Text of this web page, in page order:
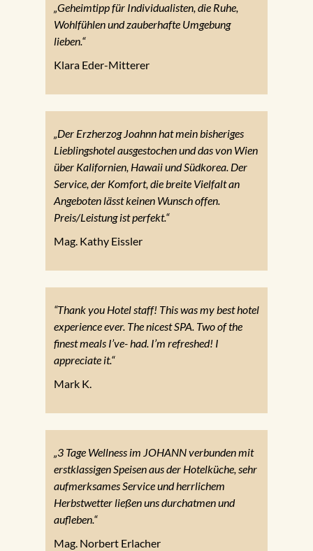
„Geheimtipp für Individualisten, die Ruhe,
Wohlfühlen und zauberhafte Umgebung
lieben.“
Klara Eder-Mitterer
„Der Erzherzog Joahnn hat mein bisheriges
Lieblingshotel ausgestochen und das von Wien
über Kalifornien, Hawaii und Südkorea. Der
Service, der Komfort, die breite Vielfalt an
Angeboten lässt keinen Wunsch offen.
Preis/Leistung ist perfekt.“
Mag. Kathy Eissler
“Thank you Hotel staff! This was my best hotel
experience ever. The nicest SPA. Two of the
finest meals I’ve- had. I’m refreshed! I
appreciate it.“
Mark K.
„3 Tage Wellness im JOHANN verbunden mit
erstklassigen Speisen aus der Hotelküche, sehr
aufmerksames Service und herrlichem
Herbstwetter ließen uns durchatmen und
aufleben.“
Mag. Norbert Erlacher